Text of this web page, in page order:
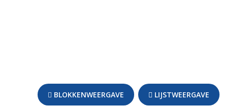
BLOKKENWEERGAVE LIJSTWEERGAVE